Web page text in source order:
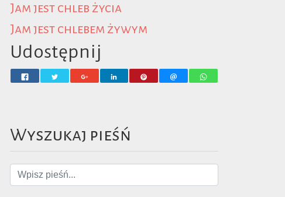
Jam jest chleb życia
Jam jest chlebem żywym
Udostępnij
Wyszukaj pieśń